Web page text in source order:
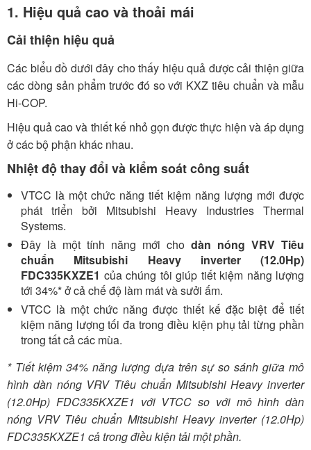
1. Hiệu quả cao và thoải mái
Cải thiện hiệu quả
Các biểu đồ dưới đây cho thấy hiệu quả được cải thiện giữa
các dòng sản phẩm trước đó so với KXZ tiêu chuẩn và mẫu
Hi-COP.
Hiệu quả cao và thiết kế nhỏ gọn được thực hiện và áp dụng
ở các bộ phận khác nhau.
Nhiệt độ thay đổi và kiểm soát công suất
VTCC là một chức năng tiết kiệm năng lượng mới được
phát triển bởi Mitsubishi Heavy Industries Thermal
Systems.
Đây là một tính năng mới cho dàn nóng VRV Tiêu
chuẩn Mitsubishi Heavy inverter (12.0Hp)
FDC335KXZE1 của chúng tôi giúp tiết kiệm năng lượng
tới 34%* ở cả chế độ làm mát và sưởi ấm.
VTCC là một chức năng được thiết kế đặc biệt để tiết
kiệm năng lượng tối đa trong điều kiện phụ tải từng phần
trong tất cả các mùa.
* Tiết kiệm 34% năng lượng dựa trên sự so sánh giữa mô
hình dàn nóng VRV Tiêu chuẩn Mitsubishi Heavy inverter
(12.0Hp) FDC335KXZE1 với VTCC so với mô hình dàn
nóng VRV Tiêu chuẩn Mitsubishi Heavy inverter (12.0Hp)
FDC335KXZE1 cả trong điều kiện tải một phần.